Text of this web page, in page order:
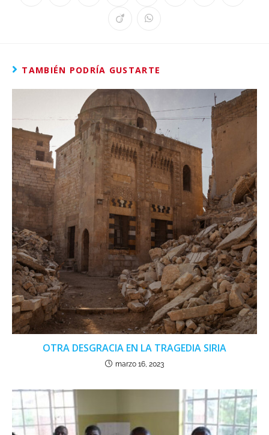
TAMBIÉN PODRÍA GUSTARTE
OTRA DESGRACIA EN LA TRAGEDIA SIRIA
marzo 16, 2023